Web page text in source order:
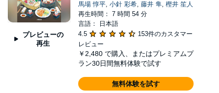
プレビューの
再生
馬場 惇平, 小針 彩希, 藤井 隼, 樫井 笙人
再生時間： 7 時間 54 分
言語： 日本語
4.5
153件のカスタマー
レビュー
￥2,480 で購入、またはプレミアムプ
ラン30日間無料体験で試す
無料体験を試す